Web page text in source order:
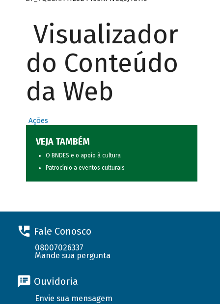
Visualizador
do Conteúdo
da Web
Ações
VEJA TAMBÉM
O BNDES e o apoio à cultura
Patrocínio a eventos culturais
Fale Conosco
08007026337
Mande sua pergunta
Ouvidoria
Envie sua mensagem